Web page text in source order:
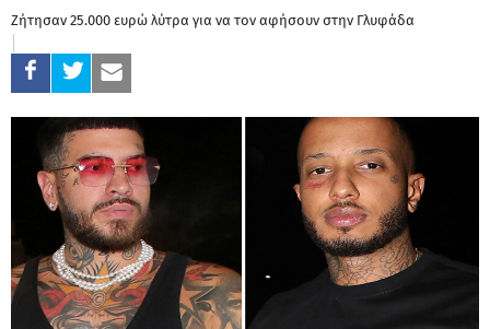
Ζήτησαν 25.000 ευρώ λύτρα για να τον αφήσουν στην Γλυφάδα